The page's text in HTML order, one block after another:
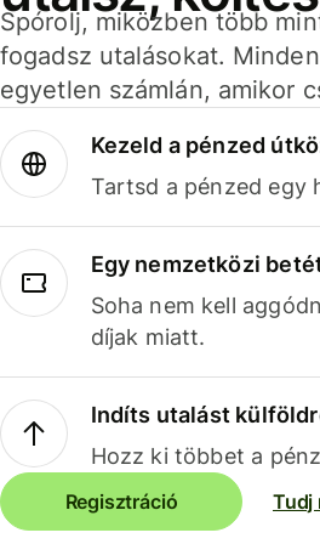
Spórolj, miközben több
fogadsz utalásokat.
egyetlen számlán, amikor
Kezeld a pénzed
Tartsd a pénzed egy
Egy nemzetközi
Soha nem kell
díjak miatt.
Indíts utalást
Hozz ki többet a
Regisztráció Tudj